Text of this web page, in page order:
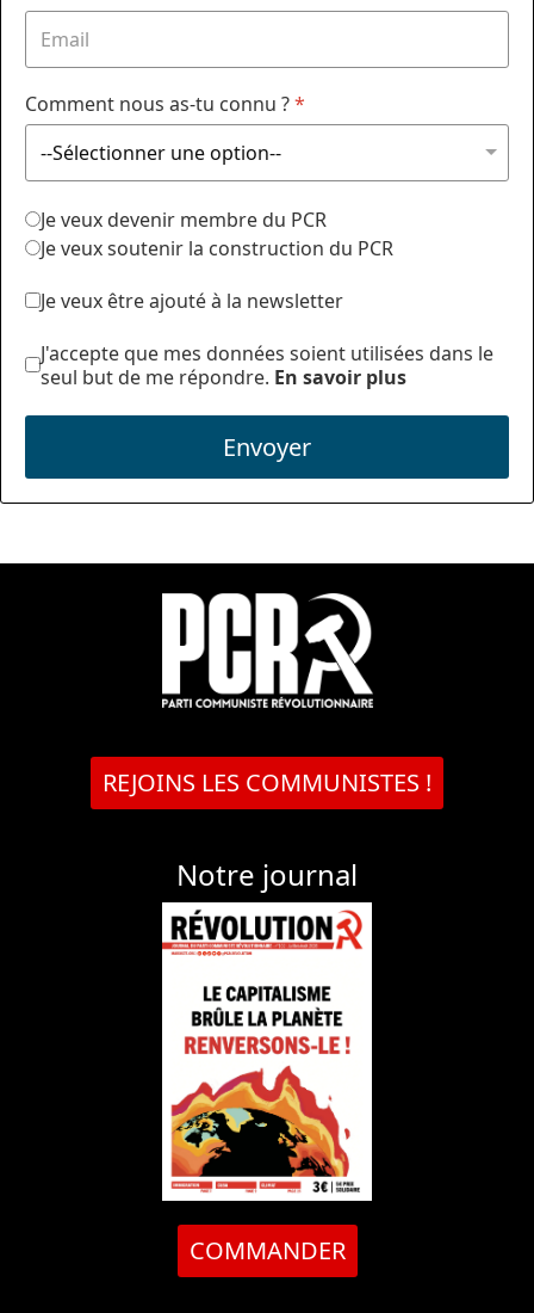
Comment nous as-tu connu ?*
Je veux devenir membre du PCR
Je veux soutenir la construction du PCR
Je veux être ajouté à la newsletter
J'accepte que mes données soient utilisées dans le
seul but de me répondre. En savoir plus
Envoyer
REJOINS LES COMMUNISTES !
Notre journal
COMMANDER